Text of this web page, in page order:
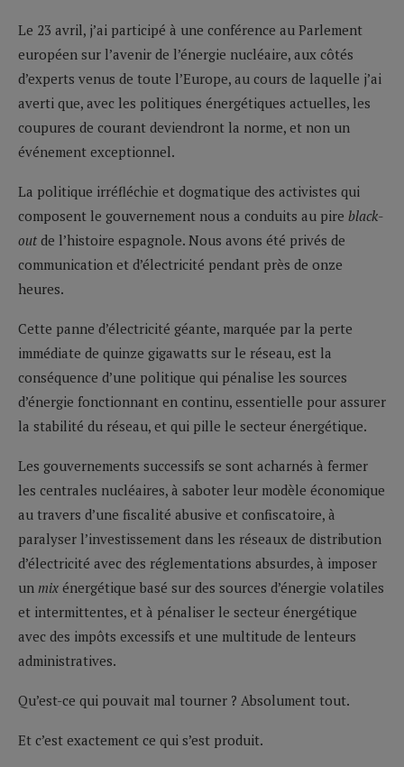
Le 23 avril, j’ai participé à une conférence au Parlement
européen sur l’avenir de l’énergie nucléaire, aux côtés
d’experts venus de toute l’Europe, au cours de laquelle j’ai
averti que, avec les politiques énergétiques actuelles, les
coupures de courant deviendront la norme, et non un
événement exceptionnel.
La politique irréfléchie et dogmatique des activistes qui
composent le gouvernement nous a conduits au pire black-
out de l’histoire espagnole. Nous avons été privés de
communication et d’électricité pendant près de onze
heures.
Cette panne d’électricité géante, marquée par la perte
immédiate de quinze gigawatts sur le réseau, est la
conséquence d’une politique qui pénalise les sources
d’énergie fonctionnant en continu, essentielle pour assurer
la stabilité du réseau, et qui pille le secteur énergétique.
Les gouvernements successifs se sont acharnés à fermer
les centrales nucléaires, à saboter leur modèle économique
au travers d’une fiscalité abusive et confiscatoire, à
paralyser l’investissement dans les réseaux de distribution
d’électricité avec des réglementations absurdes, à imposer
un mix énergétique basé sur des sources d’énergie volatiles
et intermittentes, et à pénaliser le secteur énergétique
avec des impôts excessifs et une multitude de lenteurs
administratives.
Qu’est-ce qui pouvait mal tourner ? Absolument tout.
Et c’est exactement ce qui s’est produit.